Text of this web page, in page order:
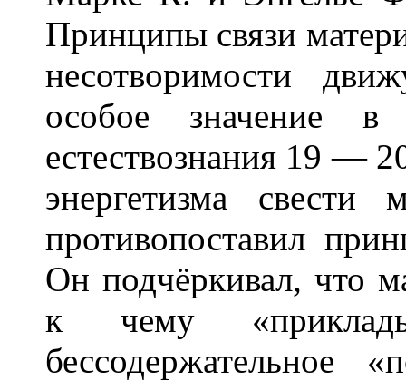
Принципы связи
несотворимости
особое значение в
естествознания 19 —
энергетизма
противопоставил
Он подчёркивал, что
к чему
бессодержательное